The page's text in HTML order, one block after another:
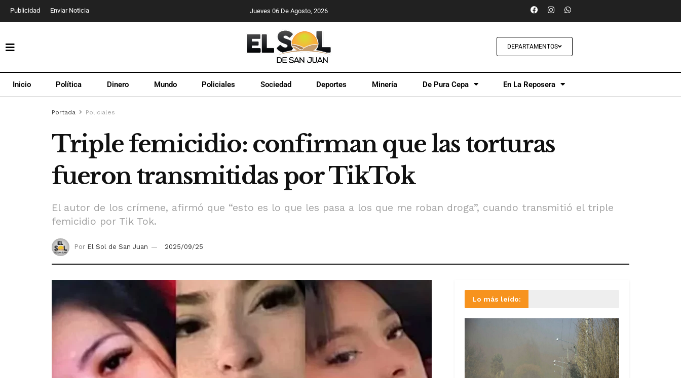
Publicidad Enviar Noticia Jueves 06 De Agosto, 2026
DEPARTAMENTOS
Inicio Política Dinero Mundo Policiales Sociedad Deportes Minería De Pura Cepa En La Reposera
Portada Policiales
Triple femicidio: confirman que las torturas
fueron transmitidas por TikTok
El autor de los crímene, afirmó que “esto es lo que les pasa a los que me roban droga”, cuando transmitió el triple
femicidio por Tik Tok.
Por El Sol de San Juan 2025/09/25
Lo más leído: